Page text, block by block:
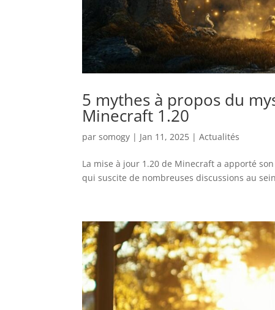
5 mythes à propos du
Minecraft 1.20
parsomogy | Jan 11, 2025 |Actualités
La mise à jour 1.20 de Minecraft a apporté
qui suscite de nombreuses discussions au